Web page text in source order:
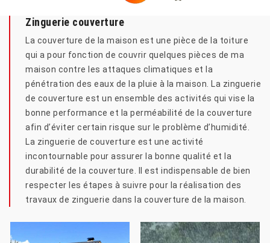
Zinguerie couverture
La couverture de la maison est une pièce de la toiture
qui a pour fonction de couvrir quelques pièces de ma
maison contre les attaques climatiques et la
pénétration des eaux de la pluie à la maison. La zinguerie
de couverture est un ensemble des activités qui vise la
bonne performance et la perméabilité de la couverture
afin d’éviter certain risque sur le problème d’humidité.
La zinguerie de couverture est une activité
incontournable pour assurer la bonne qualité et la
durabilité de la couverture. Il est indispensable de bien
respecter les étapes à suivre pour la réalisation des
travaux de zinguerie dans la couverture de la maison.